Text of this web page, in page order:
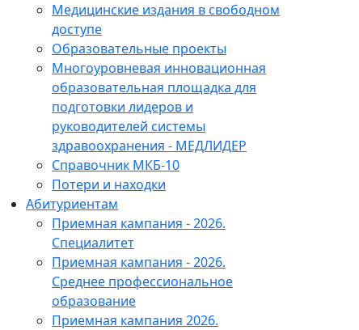
Медицинские издания в свободном
доступе
Образовательные проекты
Многоуровневая инновационная
образовательная площадка для
подготовки лидеров и
руководителей системы
здравоохранения - МЕДЛИДЕР
Справочник МКБ-10
Потери и находки
Абитуриентам
Приемная кампания - 2026.
Специалитет
Приемная кампания - 2026.
Среднее профессиональное
образование
Приемная кампания 2026.